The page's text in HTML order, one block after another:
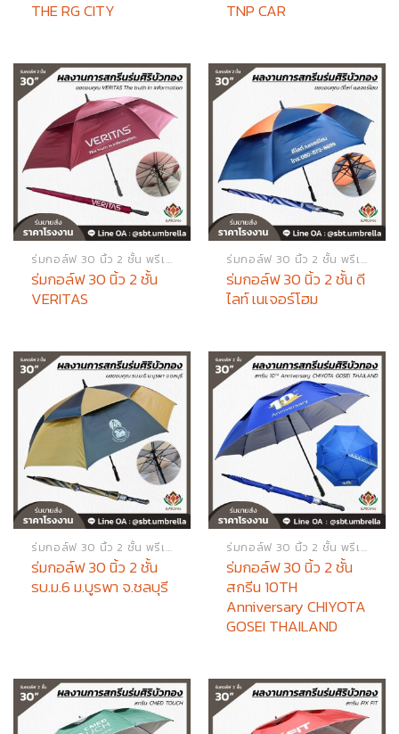
THE RG CITY
TNP CAR
ร่มกอล์ฟ 30 นิ้ว 2 ชั้น พรีเมียม
ร่มกอล์ฟ 30 นิ้ว 2 ชั้น
VERITAS
ร่มกอล์ฟ 30 นิ้ว 2 ชั้น พรีเมียม
ร่มกอล์ฟ 30 นิ้ว 2 ชั้น ดี
ไลท์ เนเจอร์โฮม
ร่มกอล์ฟ 30 นิ้ว 2 ชั้น พรีเมียม
ร่มกอล์ฟ 30 นิ้ว 2 ชั้น
รบ.ม.6 ม.บูรพา จ.ชลบุรี
ร่มกอล์ฟ 30 นิ้ว 2 ชั้น พรีเมียม
ร่มกอล์ฟ 30 นิ้ว 2 ชั้น
สกรีน 10TH
Anniversary CHIYOTA
GOSEI THAILAND